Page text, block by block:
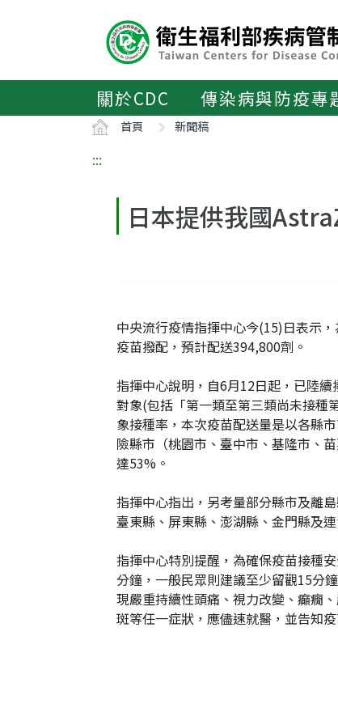
區
關於CDC 傳染病與防疫專
首頁 新聞稿
:::
日本提供我國
中央流行疫情指揮中心今(15)日表示
疫苗撥配，預計配送394,800劑。
指揮中心說明，自6月12日起，已陸
對象(包括「第一類至第三類尚未接種
象接種率，本次疫苗配送量是以各縣
險縣市（桃園市、臺中市、基隆市、
達53%。
指揮中心指出，另考量部分縣市及離
臺東縣、屏東縣、澎湖縣、金門縣及
指揮中心特別提醒，為確保疫苗接種
分鐘，一般民眾則建議至少留觀15分
現嚴重持續性頭痛、視力改變、癲癇
斑等任一症狀，應儘速就醫，並告知